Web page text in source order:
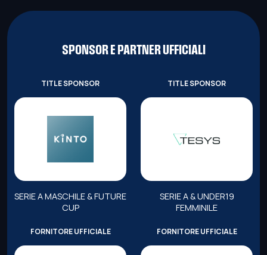
SPONSOR E PARTNER UFFICIALI
TITLE SPONSOR
SERIE A MASCHILE & FUTURE
CUP
TITLE SPONSOR
SERIE A & UNDER19
FEMMINILE
FORNITORE UFFICIALE FORNITORE UFFICIALE